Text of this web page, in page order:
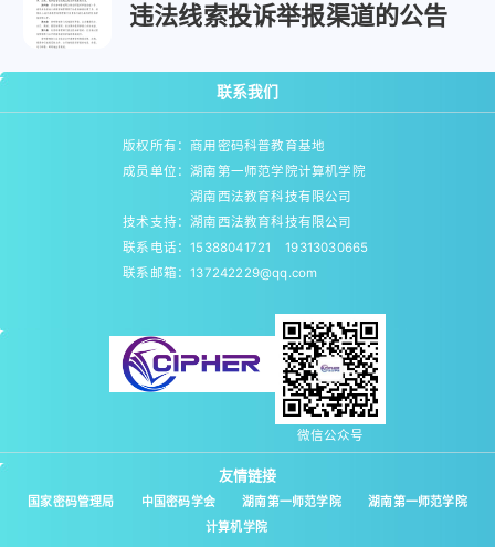
违法线索投诉举报渠道的公告
联系我们
版权所有：商用密码科普教育基地
成员单位：湖南第一师范学院计算机学院
湖南西法教育科技有限公司
技术支持：湖南西法教育科技有限公司
联系电话：15388041721 19313030665
联系邮箱：137242229@qq.com
微信公众号
友情链接
国家密码管理局 中国密码学会 湖南第一师范学院
湖南第一师范学院
计算机学院